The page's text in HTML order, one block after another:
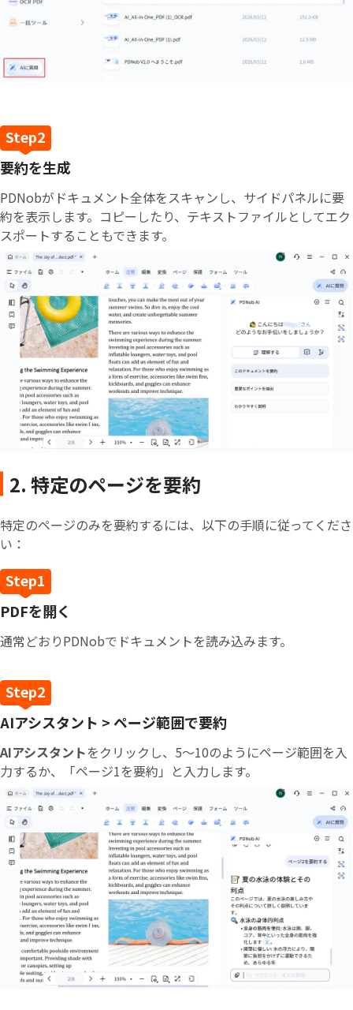
要約を生成
PDNobがドキュメント全体をスキャンし、サイドパネルに要
約を表示します。コピーしたり、テキストファイルとしてエク
スポートすることもできます。
2. 特定のページを要約
特定のページのみを要約するには、以下の手順に従ってくださ
い：
PDFを開く
通常どおりPDNobでドキュメントを読み込みます。
AIアシスタント > ページ範囲で要約
AIアシスタントをクリックし、5～10のようにページ範囲を入
力するか、「ページ1を要約」と入力します。